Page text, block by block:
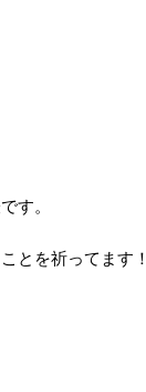
す。
とを祈ってます！